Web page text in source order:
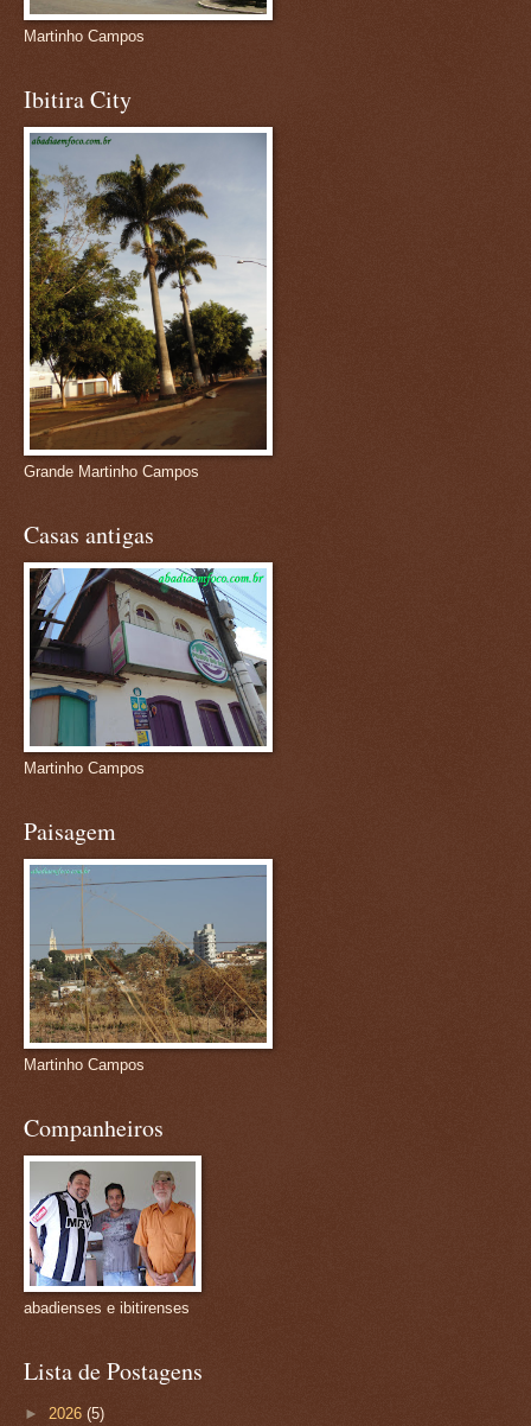
Martinho Campos
Ibitira City
Grande Martinho Campos
Casas antigas
Martinho Campos
Paisagem
Martinho Campos
Companheiros
abadienses e ibitirenses
Lista de Postagens
► 2026 (5)